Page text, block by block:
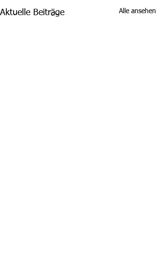
Aktuelle Beiträge Alle ansehen